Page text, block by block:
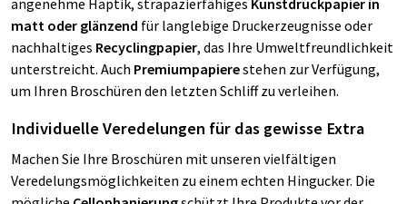
matt oder glänzend für langlebige Druckerzeugnisse oder
nachhaltiges Recyclingpapier, das Ihre Umweltfreundlichkeit
unterstreicht. Auch Premiumpapierestehen zur Verfügung,
um Ihren Broschüren den letzten Schliff zu verleihen.
Individuelle Veredelungen für das gewisse Extra
Machen Sie Ihre Broschüren mit unseren vielfältigen
Veredelungsmöglichkeiten zu einem echten Hingucker. Die